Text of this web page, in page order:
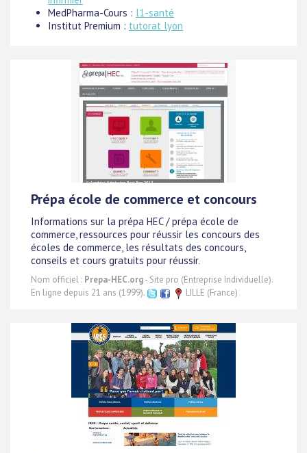
MedPharma-Cours : l1-santé
Institut Premium : tutorat lyon
Prépa école de commerce et concours
Informations sur la prépa HEC / prépa école de
commerce, ressources pour réussir les concours des
écoles de commerce, les résultats des concours,
conseils et cours gratuits pour réussir.
Nom officiel : Prepa-HEC.org- Site pro (Entreprise Individuelle).
En ligne depuis 21 ans (1999).
LILLE (France)